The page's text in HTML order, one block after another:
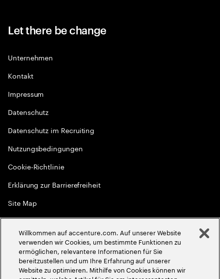
Let there be change
Unternehmen
Kontakt
Impressum
Datenschutz
Datenschutz im Recruiting
Nutzungsbedingungen
Cookie-Richtlinie
Erklärung zur Barrierefreiheit
Site Map
Globale Meritokratie
2026Accenture. Alle Rechte vorbehalten
Willkommen auf accenture.com. Auf unserer Website
verwenden wir Cookies, um bestimmte Funktionen zu
ermöglichen, relevantere Informationen für Sie
bereitzustellen und um Ihre Erfahrung auf unserer
Website zu optimieren. Mithilfe von Cookies können wir